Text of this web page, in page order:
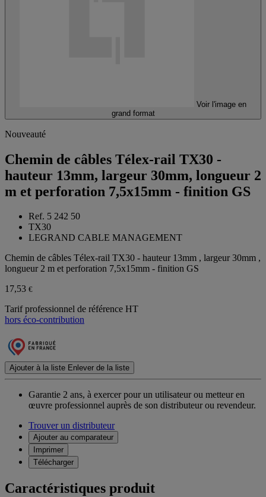
Voir l'image en
grand format
Nouveauté
Chemin de câbles Télex-rail TX30 -
hauteur 13mm, largeur 30mm, longueur 2
m et perforation 7,5x15mm - finition GS
Ref. 5 242 50
TX30
LEGRAND CABLE MANAGEMENT
Chemin de câbles Télex-rail TX30 - hauteur 13mm , largeur 30mm ,
longueur 2 m et perforation 7,5x15mm - finition GS
17,53 €
Tarif professionnel de référence HT
hors éco-contribution
Ajouter à la liste Enlever de la liste
Garantie 2 ans, à exercer pour un utilisateur ou metteur en
œuvre professionnel auprès de son distributeur ou revendeur.
Trouver un distributeur
Ajouter au comparateur
Imprimer
Télécharger
Caractéristiques produit